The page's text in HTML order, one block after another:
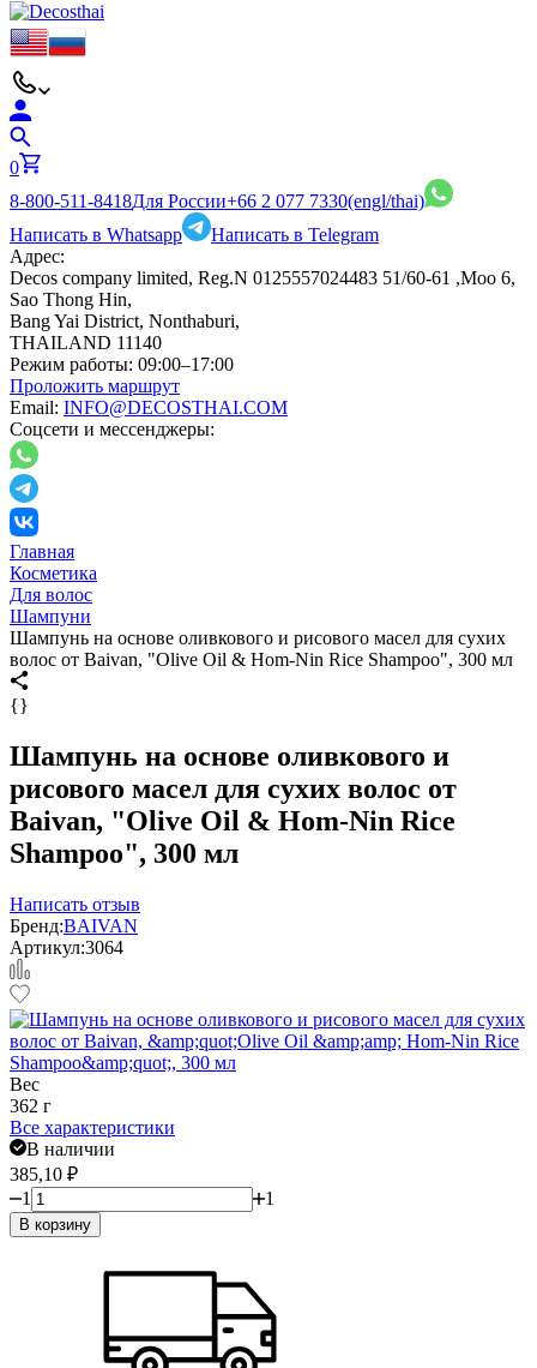
0
8-800-511-8418Для России+66 2 077 7330(engl/thai)
Написать в Whatsapp
Написать в Telegram
Адрес:
Decos company limited, Reg.N 0125557024483 51/60-61 ,Moo 6,
Sao Thong Hin,
Bang Yai District, Nonthaburi,
THAILAND 11140
Режим работы: 09:00–17:00
Проложить маршрут
Email: INFO@DECOSTHAI.COM
Соцсети и мессенджеры:
Главная
Косметика
Для волос
Шампуни
Шампунь на основе оливкового и рисового масел для сухих
волос от Baivan, "Olive Oil & Hom-Nin Rice Shampoo", 300 мл
{}
Шампунь на основе оливкового и
рисового масел для сухих волос от
Baivan, "Olive Oil & Hom-Nin Rice
Shampoo", 300 мл
Написать отзыв
Бренд:BAIVAN
Артикул:3064
Вес
362 г
Все характеристики
В наличии
385,10 ₽
1
1
В корзину